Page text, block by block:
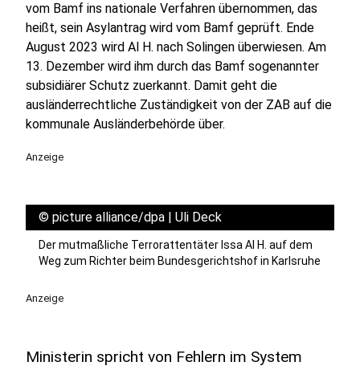
vom Bamf ins nationale Verfahren übernommen, das
heißt, sein Asylantrag wird vom Bamf geprüft. Ende
August 2023 wird Al H. nach Solingen überwiesen. Am
13. Dezember wird ihm durch das Bamf sogenannter
subsidiärer Schutz zuerkannt. Damit geht die
ausländerrechtliche Zuständigkeit von der ZAB auf die
kommunale Ausländerbehörde über.
Anzeige
© picture alliance/dpa | Uli Deck
Der mutmaßliche Terrorattentäter Issa Al H. auf dem
Weg zum Richter beim Bundesgerichtshof in Karlsruhe
Anzeige
Ministerin spricht von Fehlern im System